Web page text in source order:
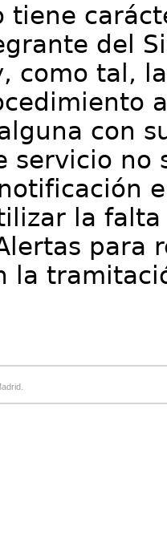
tiene
del
como tal,
con
servicio no
la
para
la